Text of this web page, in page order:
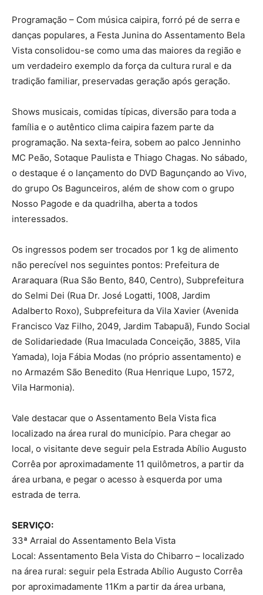
Programação – Com música caipira, forró pé de serra e
danças populares, a Festa Junina do Assentamento Bela
Vista consolidou-se como uma das maiores da região e
um verdadeiro exemplo da força da cultura rural e da
tradição familiar, preservadas geração após geração.
Shows musicais, comidas típicas, diversão para toda a
família e o autêntico clima caipira fazem parte da
programação. Na sexta-feira, sobem ao palco Jenninho
MC Peão, Sotaque Paulista e Thiago Chagas. No sábado,
o destaque é o lançamento do DVD Bagunçando ao Vivo,
do grupo Os Bagunceiros, além de show com o grupo
Nosso Pagode e da quadrilha, aberta a todos
interessados.
Os ingressos podem ser trocados por 1 kg de alimento
não perecível nos seguintes pontos: Prefeitura de
Araraquara (Rua São Bento, 840, Centro), Subprefeitura
do Selmi Dei (Rua Dr. José Logatti, 1008, Jardim
Adalberto Roxo), Subprefeitura da Vila Xavier (Avenida
Francisco Vaz Filho, 2049, Jardim Tabapuã), Fundo Social
de Solidariedade (Rua Imaculada Conceição, 3885, Vila
Yamada), loja Fábia Modas (no próprio assentamento) e
no Armazém São Benedito (Rua Henrique Lupo, 1572,
Vila Harmonia).
Vale destacar que o Assentamento Bela Vista fica
localizado na área rural do município. Para chegar ao
local, o visitante deve seguir pela Estrada Abílio Augusto
Corrêa por aproximadamente 11 quilômetros, a partir da
área urbana, e pegar o acesso à esquerda por uma
estrada de terra.
SERVIÇO:
33ª Arraial do Assentamento Bela Vista
Local: Assentamento Bela Vista do Chibarro – localizado
na área rural: seguir pela Estrada Abílio Augusto Corrêa
por aproximadamente 11Km a partir da área urbana,